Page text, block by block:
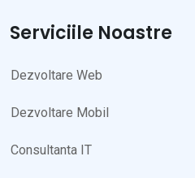
Serviciile Noastre
Dezvoltare Web
Dezvoltare Mobil
Consultanta IT